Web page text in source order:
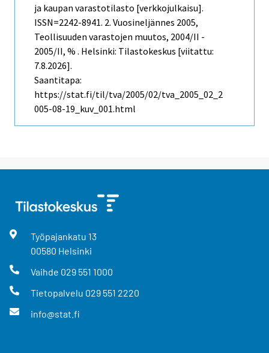
ja kaupan varastotilasto [verkkojulkaisu].
ISSN=2242-8941. 2. Vuosineljännes 2005,
Teollisuuden varastojen muutos, 2004/II -
2005/II, % . Helsinki: Tilastokeskus [viitattu:
7.8.2026].
Saantitapa:
https://stat.fi/til/tva/2005/02/tva_2005_02_2
005-08-19_kuv_001.html
Työpajankatu 13
00580 Helsinki
Vaihde 029 551 1000
Tietopalvelu 029 551 2220
info@stat.fi